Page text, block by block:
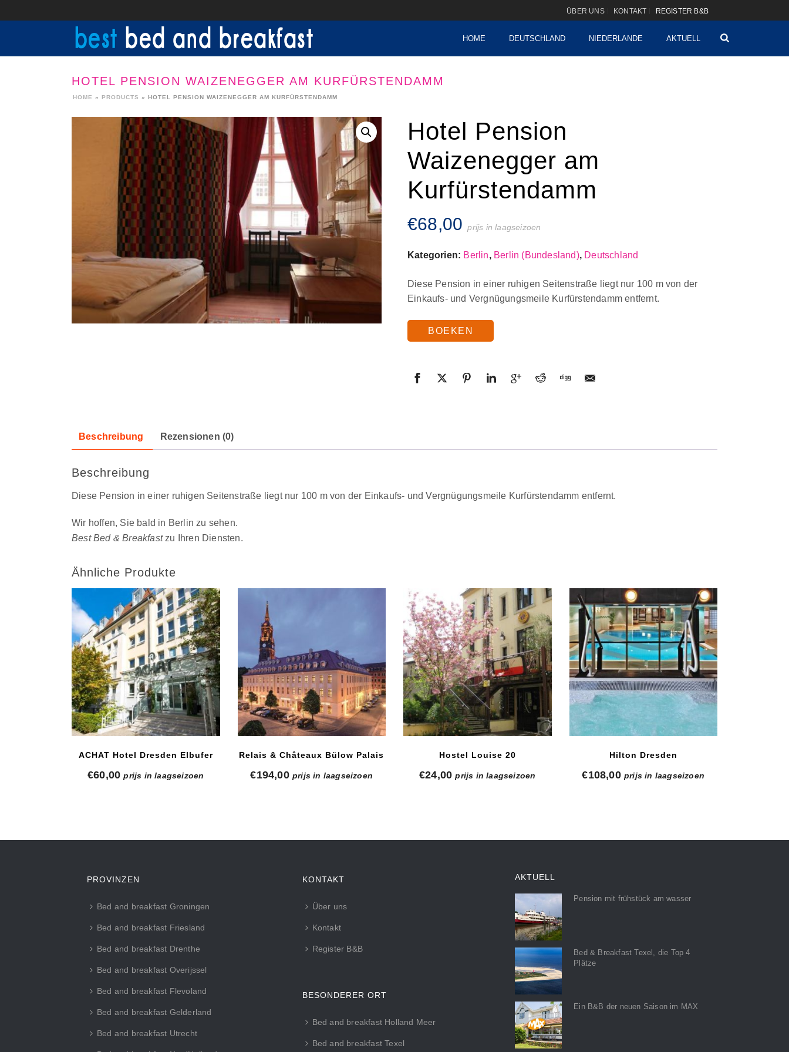
ÜBER UNS KONTAKT REGISTER B&B
HOME DEUTSCHLAND NIEDERLANDE AKTUELL
HOTEL PENSION WAIZENEGGER AM KURFÜRSTENDAMM
HOME » PRODUCTS » HOTEL PENSION WAIZENEGGER AM KURFÜRSTENDAMM
Hotel Pension
Waizenegger am
Kurfürstendamm
€68,00 prijs in laagseizoen
Kategorien: Berlin, Berlin (Bundesland), Deutschland
Diese Pension in einer ruhigen Seitenstraße liegt nur 100 m von der
Einkaufs- und Vergnügungsmeile Kurfürstendamm entfernt.
BOEKEN
Beschreibung Rezensionen (0)
Beschreibung
Diese Pension in einer ruhigen Seitenstraße liegt nur 100 m von der Einkaufs- und Vergnügungsmeile Kurfürstendamm entfernt.
Wir hoffen, Sie bald in Berlin zu sehen.
Best Bed & Breakfastzu Ihren Diensten.
Ähnliche Produkte
ACHAT Hotel Dresden Elbufer
€60,00 prijs in laagseizoen
Relais & Châteaux Bülow Palais
€194,00 prijs in laagseizoen
Hostel Louise 20
€24,00 prijs in laagseizoen
Hilton Dresden
€108,00 prijs in laagseizoen
PROVINZEN
Bed and breakfast Groningen
Bed and breakfast Friesland
Bed and breakfast Drenthe
Bed and breakfast Overijssel
Bed and breakfast Flevoland
Bed and breakfast Gelderland
Bed and breakfast Utrecht
KONTAKT
Über uns
Kontakt
Register B&B
BESONDERER ORT
Bed and breakfast Holland Meer
Bed and breakfast Texel
AKTUELL
Pension mit frühstück am wasser
Bed & Breakfast Texel, die Top 4
Plätze
Ein B&B der neuen Saison im MAX